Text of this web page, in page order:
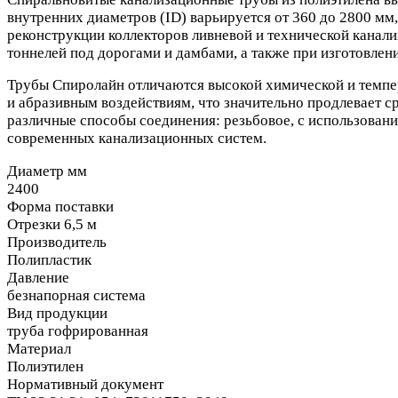
внутренних диаметров (ID) варьируется от 360 до 2800
реконструкции коллекторов ливневой и технической
тоннелей под дорогами и дамбами, а также при
Трубы Спиролайн отличаются высокой химической и
и абразивным воздействиям, что значительно
различные способы соединения: резьбовое, с
современных канализационных систем.
Диаметр мм
2400
Форма поставки
Отрезки 6,5 м
Производитель
Полипластик
Давление
безнапорная система
Вид продукции
труба гофрированная
Материал
Полиэтилен
Нормативный документ